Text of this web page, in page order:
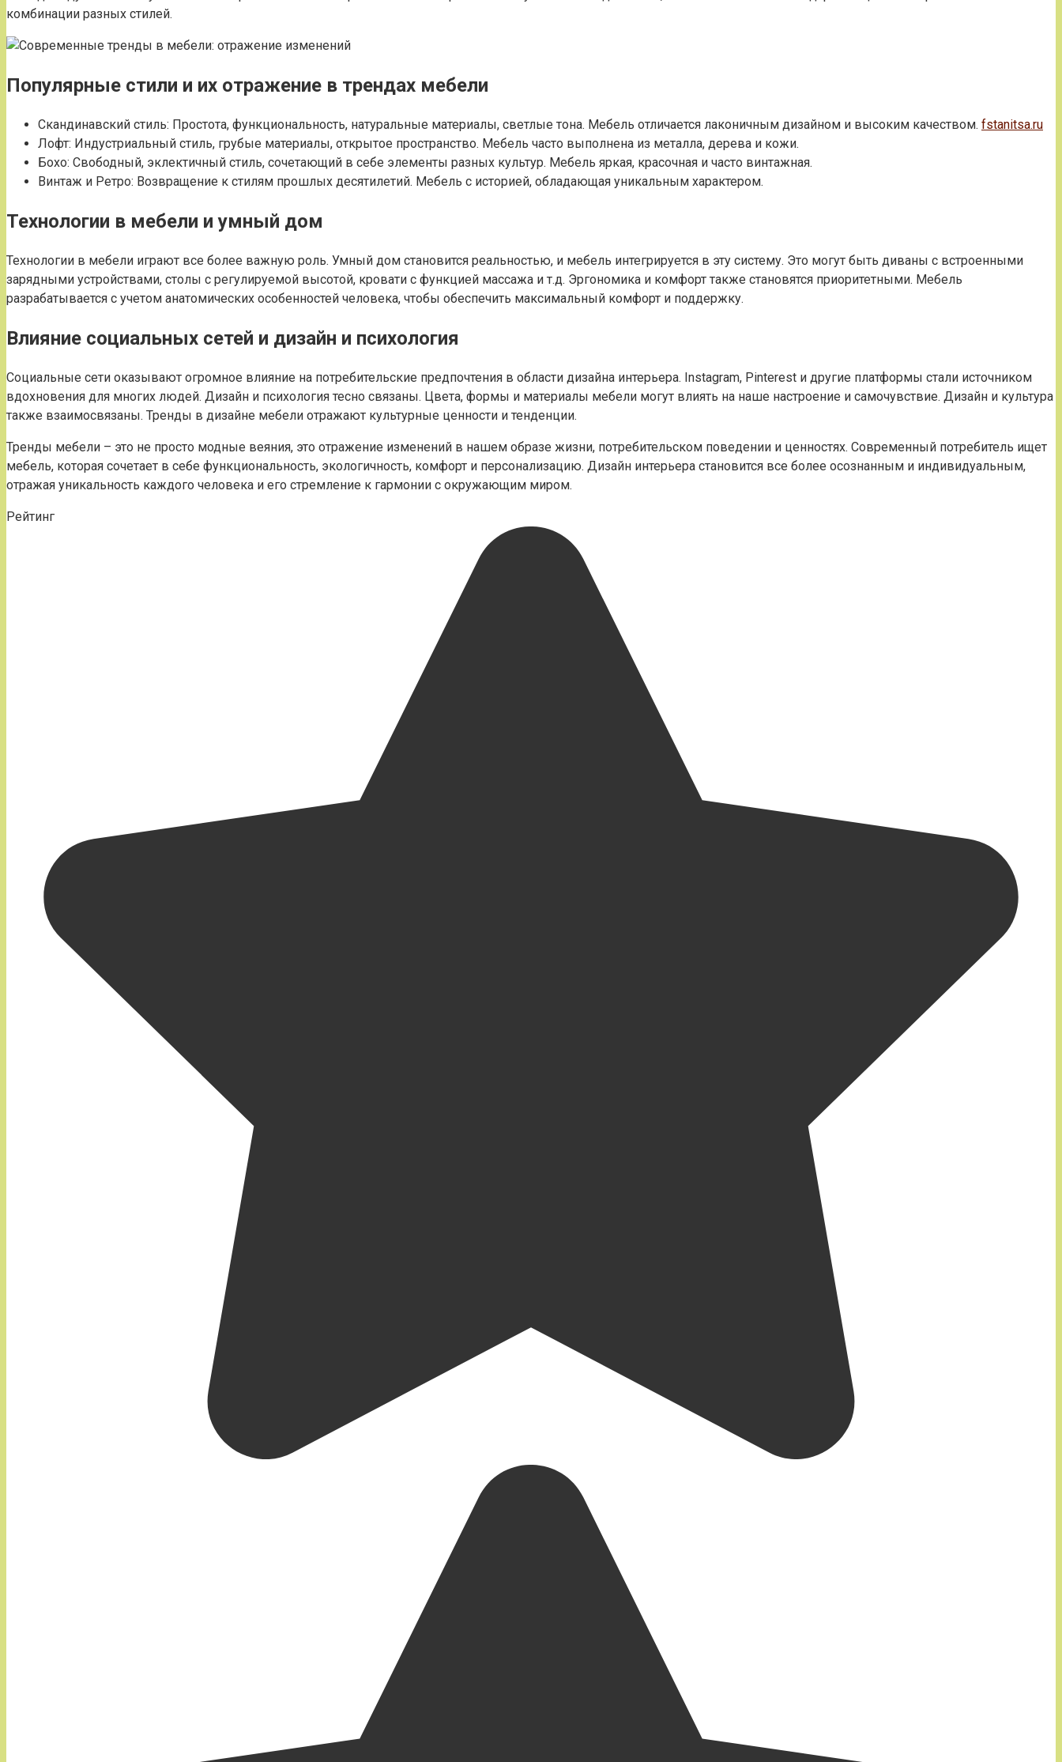
комбинации разных стилей.
Популярные стили и их отражение в трендах мебели
Скандинавский стиль: Простота, функциональность, натуральные материалы, светлые тона. Мебель отличается лаконичным дизайном и высоким качеством. fstanitsa.ru
Лофт: Индустриальный стиль, грубые материалы, открытое пространство. Мебель часто выполнена из металла, дерева и кожи.
Бохо: Свободный, эклектичный стиль, сочетающий в себе элементы разных культур. Мебель яркая, красочная и часто винтажная.
Винтаж и Ретро: Возвращение к стилям прошлых десятилетий. Мебель с историей, обладающая уникальным характером.
Технологии в мебели и умный дом
Технологии в мебели играют все более важную роль. Умный дом становится реальностью, и мебель интегрируется в эту систему. Это могут быть диваны с встроенными
зарядными устройствами, столы с регулируемой высотой, кровати с функцией массажа и т.д. Эргономика и комфорт также становятся приоритетными. Мебель
разрабатывается с учетом анатомических особенностей человека, чтобы обеспечить максимальный комфорт и поддержку.
Влияние социальных сетей и дизайн и психология
Социальные сети оказывают огромное влияние на потребительские предпочтения в области дизайна интерьера. Instagram, Pinterest и другие платформы стали источником
вдохновения для многих людей. Дизайн и психология тесно связаны. Цвета, формы и материалы мебели могут влиять на наше настроение и самочувствие. Дизайн и культура
также взаимосвязаны. Тренды в дизайне мебели отражают культурные ценности и тенденции.
Тренды мебели – это не просто модные веяния, это отражение изменений в нашем образе жизни, потребительском поведении и ценностях. Современный потребитель ищет
мебель, которая сочетает в себе функциональность, экологичность, комфорт и персонализацию. Дизайн интерьера становится все более осознанным и индивидуальным,
отражая уникальность каждого человека и его стремление к гармонии с окружающим миром.
Рейтинг